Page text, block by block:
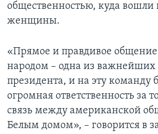
общественностью, куда вошли
женщины.
«Прямое и правдивое
народом – одна из важнейших
президента, и на эту команду
огромная ответственность за
связь между американской
Белым домом», – говорится в